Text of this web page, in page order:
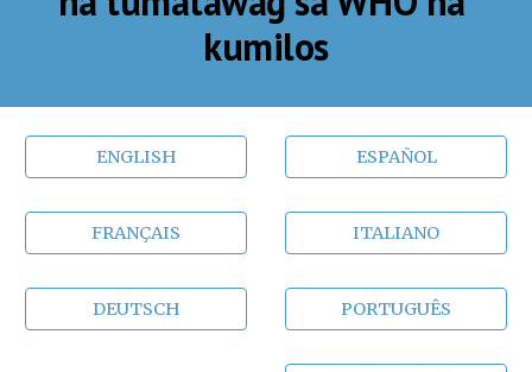
kumilos
ENGLISH
FRANÇAIS
DEUTSCH
ESPAÑOL
ITALIANO
PORTUGUÊS